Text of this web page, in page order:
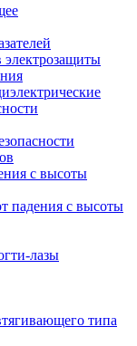
с высоты
падения с высоты
лазы
типа